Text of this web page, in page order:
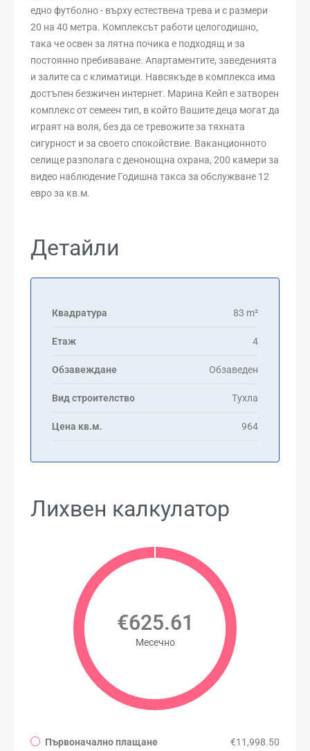
едно футболно - върху естествена трева и с размери
20 на 40 метра. Комплексът работи целогодишно,
така че освен за лятна почика е подходящ и за
постоянно пребиваване. Апартаментите, заведенията
и залите са с климатици. Навсякъде в комплекса има
достъпен безжичен интернет. Марина Кейп е затворен
комплекс от семеен тип, в който Вашите деца могат да
играят на воля, без да се тревожите за тяхната
сигурност и за своето спокойствие. Ваканционното
селище разполага с денонощна охрана, 200 камери за
видео наблюдение Годишна такса за обслужване 12
евро за кв.м.
Детайли
Квадратура 83 m²
Етаж 4
Обзавеждане Обзаведен
Вид строителство Тухла
Цена кв.м. 964
Лихвен калкулатор
€625.61
Месечно
Първоначално плащане €11,998.50